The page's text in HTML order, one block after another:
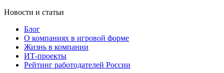
Новости и статьи
Блог
О компаниях в игровой форме
Жизнь в компании
ИТ-проекты
Рейтинг работодателей России